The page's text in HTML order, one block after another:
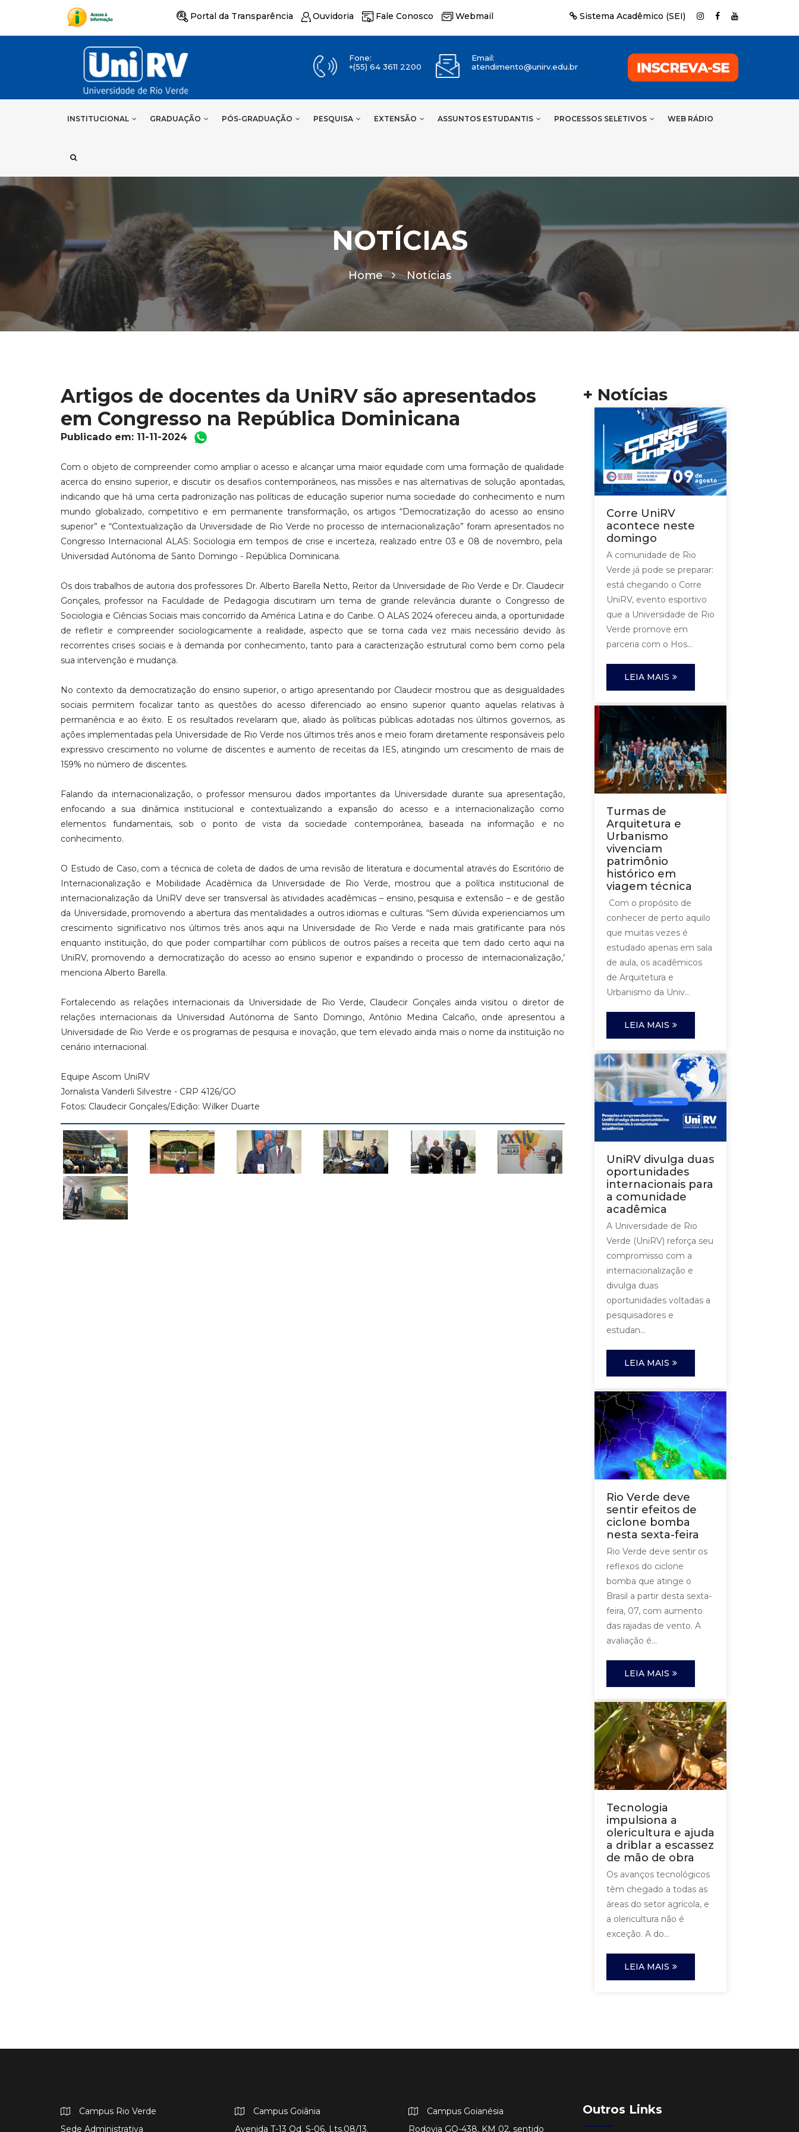
Portal da Transparência Ouvidoria Fale Conosco Webmail Sistema Acadêmico (SEI)
Fone:
+(55) 64 3611 2200
Email:
atendimento@unirv.edu.br
INSTITUCIONAL GRADUAÇÃO PÓS-GRADUAÇÃO PESQUISA EXTENSÃO ASSUNTOS ESTUDANTIS PROCESSOS SELETIVOS WEB RÁDIO
NOTÍCIAS
Home Notícias
Artigos de docentes da UniRV são apresentados
em Congresso na República Dominicana
Publicado em: 11-11-2024
Com o objeto de compreender como ampliar o acesso e alcançar uma maior equidade com uma formação de qualidade
acerca do ensino superior, e discutir os desafios contemporâneos, nas missões e nas alternativas de solução apontadas,
indicando que há uma certa padronização nas políticas de educação superior numa sociedade do conhecimento e num
mundo globalizado, competitivo e em permanente transformação, os artigos “Democratização do acesso ao ensino
superior” e “Contextualização da Universidade de Rio Verde no processo de internacionalização” foram apresentados no
Congresso Internacional ALAS: Sociologia em tempos de crise e incerteza, realizado entre 03 e 08 de novembro, pela
Universidad Autónoma de Santo Domingo - República Dominicana.
Os dois trabalhos de autoria dos professores Dr. Alberto Barella Netto, Reitor da Universidade de Rio Verde e Dr. Claudecir
Gonçales, professor na Faculdade de Pedagogia discutiram um tema de grande relevância durante o Congresso de
Sociologia e Ciências Sociais mais concorrido da América Latina e do Caribe. O ALAS 2024 ofereceu ainda, a oportunidade
de refletir e compreender sociologicamente a realidade, aspecto que se torna cada vez mais necessário devido às
recorrentes crises sociais e à demanda por conhecimento, tanto para a caracterização estrutural como bem como pela
sua intervenção e mudança.
No contexto da democratização do ensino superior, o artigo apresentando por Claudecir mostrou que as desigualdades
sociais permitem focalizar tanto as questões do acesso diferenciado ao ensino superior quanto aquelas relativas à
permanência e ao êxito. E os resultados revelaram que, aliado às políticas públicas adotadas nos últimos governos, as
ações implementadas pela Universidade de Rio Verde nos últimos três anos e meio foram diretamente responsáveis pelo
expressivo crescimento no volume de discentes e aumento de receitas da IES, atingindo um crescimento de mais de
159% no número de discentes.
Falando da internacionalização, o professor mensurou dados importantes da Universidade durante sua apresentação,
enfocando a sua dinâmica institucional e contextualizando a expansão do acesso e a internacionalização como
elementos fundamentais, sob o ponto de vista da sociedade contemporânea, baseada na informação e no
conhecimento.
O Estudo de Caso, com a técnica de coleta de dados de uma revisão de literatura e documental através do Escritório de
Internacionalização e Mobilidade Acadêmica da Universidade de Rio Verde, mostrou que a política institucional de
internacionalização da UniRV deve ser transversal às atividades acadêmicas – ensino, pesquisa e extensão – e de gestão
da Universidade, promovendo a abertura das mentalidades a outros idiomas e culturas. “Sem dúvida experienciamos um
crescimento significativo nos últimos três anos aqui na Universidade de Rio Verde e nada mais gratificante para nós
enquanto instituição, do que poder compartilhar com públicos de outros países a receita que tem dado certo aqui na
UniRV, promovendo a democratização do acesso ao ensino superior e expandindo o processo de internacionalização,’
menciona Alberto Barella.
Fortalecendo as relações internacionais da Universidade de Rio Verde, Claudecir Gonçales ainda visitou o diretor de
relações internacionais da Universidad Autónoma de Santo Domingo, Antônio Medina Calcaño, onde apresentou a
Universidade de Rio Verde e os programas de pesquisa e inovação, que tem elevado ainda mais o nome da instituição no
cenário internacional.
Equipe Ascom UniRV
Jornalista Vanderli Silvestre - CRP 4126/GO
Fotos: Claudecir Gonçales/Edição: Wilker Duarte
+ Notícias
Corre UniRV
acontece neste
domingo
A comunidade de Rio
Verde já pode se preparar:
está chegando o Corre
UniRV, evento esportivo
que a Universidade de Rio
Verde promove em
parceria com o Hos...
LEIA MAIS
Turmas de
Arquitetura e
Urbanismo
vivenciam
patrimônio
histórico em
viagem técnica
Com o propósito de
conhecer de perto aquilo
que muitas vezes é
estudado apenas em sala
de aula, os acadêmicos
de Arquitetura e
Urbanismo da Univ...
LEIA MAIS
UniRV divulga duas
oportunidades
internacionais para
a comunidade
acadêmica
A Universidade de Rio
Verde (UniRV) reforça seu
compromisso com a
internacionalização e
divulga duas
oportunidades voltadas a
pesquisadores e
estudan...
LEIA MAIS
Rio Verde deve
sentir efeitos de
ciclone bomba
nesta sexta-feira
Rio Verde deve sentir os
reflexos do ciclone
bomba que atinge o
Brasil a partir desta sexta-
feira, 07, com aumento
das rajadas de vento. A
avaliação é...
LEIA MAIS
Tecnologia
impulsiona a
olericultura e ajuda
a driblar a escassez
de mão de obra
Os avanços tecnológicos
têm chegado a todas as
áreas do setor agrícola, e
a olericultura não é
exceção. A do...
LEIA MAIS
Campus Rio Verde
Sede Administrativa
Campus Goiânia
Avenida T-13 Qd. S-06, Lts.08/13.
Campus Goianésia
Rodovia GO-438, KM 02, sentido
Outros Links